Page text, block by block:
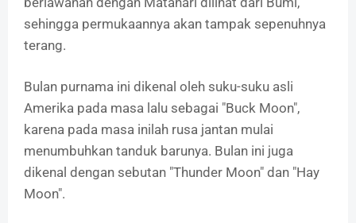
sehingga permukaannya akan tampak sepenuhnya
terang.
Bulan purnama ini dikenal oleh suku-suku asli
Amerika pada masa lalu sebagai "Buck Moon",
karena pada masa inilah rusa jantan mulai
menumbuhkan tanduk barunya. Bulan ini juga
dikenal dengan sebutan "Thunder Moon" dan "Hay
Moon".